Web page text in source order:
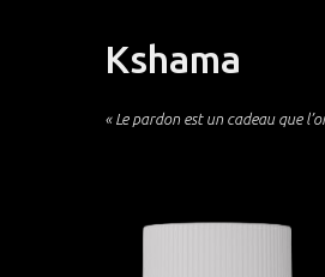
Kshama
« Le pardon est un cadeau que